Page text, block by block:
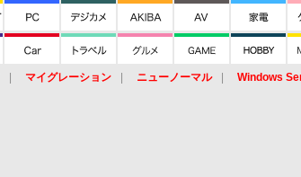
マイグレーション ニューノーマル Windows